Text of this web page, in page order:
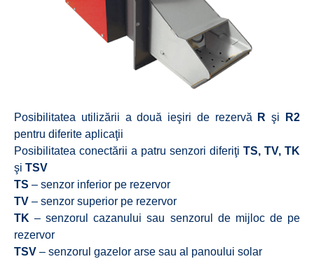
Posibilitatea utilizării a două ieşiri de rezervă R şi
R2
pentru diferite aplicaţii
Posibilitatea conectării a patru senzori diferiţi TS, TV, TK
şi TSV
TS – senzor inferior pe rezervor
TV – senzor superior pe rezervor
TK – senzorul cazanului sau senzorul de mijloc de pe
rezervor
TSV – senzorul gazelor arse sau al panoului solar